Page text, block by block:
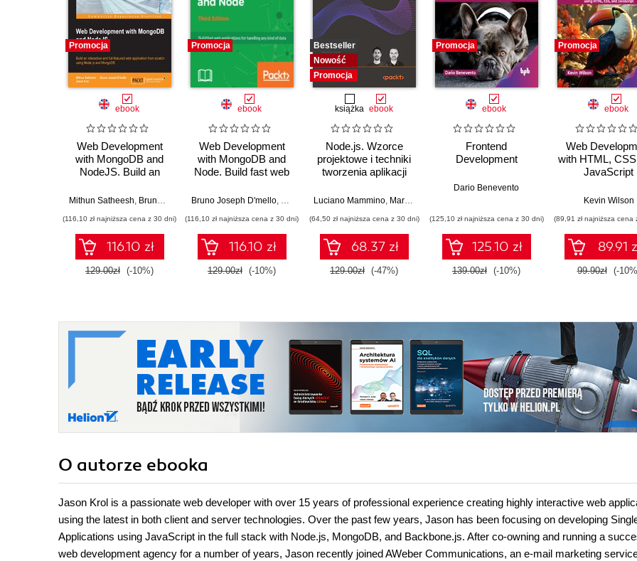
Promocja
ebook
Web Development
with MongoDB and
NodeJS. Build an
featured web
scratch using Node.js
and MongoDB -
Second Edition
Mithun Satheesh, Bruno Joseph D'mello ,Jason Krol
(116,10 zł najniższa cena z 30 dni)
116.10 zł
129.00zł (-10%)
Promocja
ebook
Web Development
with MongoDB and
Node. Build fast web
handling any kind of
Bruno Joseph D'mello, Mithun Satheesh ,Jason Krol
(116,10 zł najniższa cena z 30 dni)
116.10 zł
129.00zł (-10%)
Bestseller
Nowość
Promocja
książka ebook
Node.js. Wzorce
projektowe i techniki
tworzenia aplikacji
Wydanie IV
Luciano Mammino, Mario Casciaro Matteo Collina (Fore
(64,50 zł najniższa cena z 30 dni)
68.37 zł
129.00zł (-47%)
Promocja
ebook
Frontend
Development
Dario Benevento
(125,10 zł najniższa cena z 30 dni)
125.10 zł
139.00zł (-10%)
Promocja
ebook
Web
with HTML,
JavaScript
Kevin Wilson
(89,91 zł najniższa cena
89.91
99.90zł (-
O autorze ebooka
Jason Krol is a passionate web developer with over 15 years of professional experience creating highly interactive web
using the latest in both client and server technologies. Over the past few years, Jason has been focusing on developing
Applications using JavaScript in the full stack with Node.js, MongoDB, and Backbone.js. After co-owning and running a
web development agency for a number of years, Jason recently joined AWeber Communications, an e-mail marketing